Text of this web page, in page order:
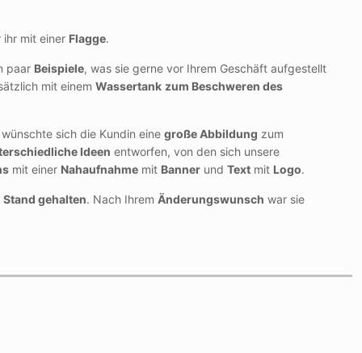
ihr mit einer Flagge.
paar Beispiele, was sie gerne vor Ihrem Geschäft aufgestellt
mit einem Wassertank zum Beschweren des
sich die Kundin eine große Abbildung zum
Ideen entworfen, von den sich unsere
mit einer Nahaufnahme mit Banner und Text mit Logo.
gehalten. Nach Ihrem Änderungswunsch war sie